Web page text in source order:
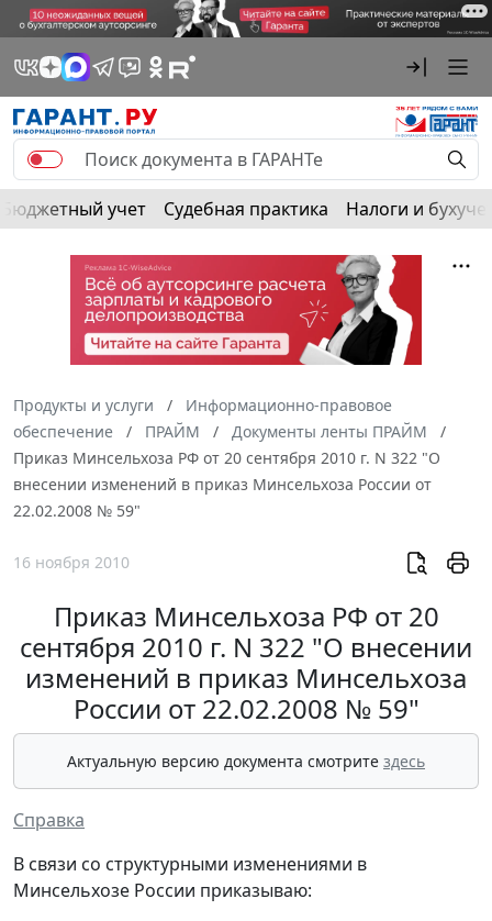
Бюджетный учет Судебная практика Налоги и
Продукты и услуги
Информационно-правовое
обеспечение
ПРАЙМ
Документы ленты ПРАЙМ
Приказ Минсельхоза РФ от 20 сентября 2010 г. N 322 "О
внесении изменений в приказ Минсельхоза России от
22.02.2008 № 59"
16 ноября 2010
Приказ Минсельхоза РФ от 20
сентября 2010 г. N 322 "О внесении
изменений в приказ Минсельхоза
России от 22.02.2008 № 59"
Актуальную версию документа смотрите здесь
Справка
В связи со структурными изменениями в
Минсельхозе России приказываю: